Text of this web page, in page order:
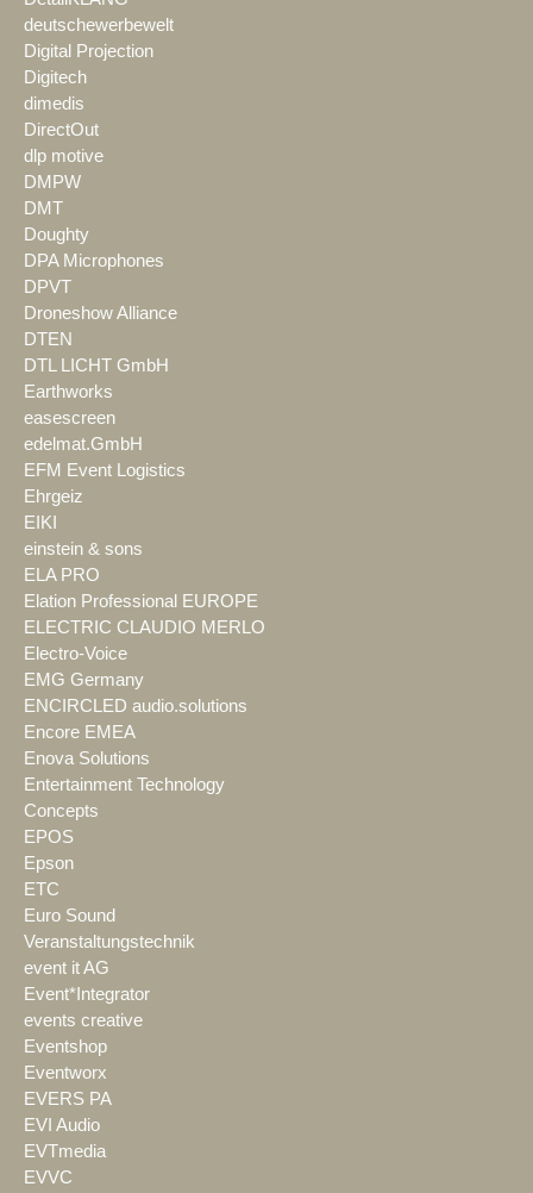
deutschewerbewelt
Digital Projection
Digitech
dimedis
DirectOut
dlp motive
DMPW
DMT
Doughty
DPA Microphones
DPVT
Droneshow Alliance
DTEN
DTL LICHT GmbH
Earthworks
easescreen
edelmat.GmbH
EFM Event Logistics
Ehrgeiz
EIKI
einstein & sons
ELA PRO
Elation Professional EUROPE
ELECTRIC CLAUDIO MERLO
Electro-Voice
EMG Germany
ENCIRCLED audio.solutions
Encore EMEA
Enova Solutions
Entertainment Technology
Concepts
EPOS
Epson
ETC
Euro Sound
Veranstaltungstechnik
event it AG
Event*Integrator
events creative
Eventshop
Eventworx
EVERS PA
EVI Audio
EVTmedia
EVVC